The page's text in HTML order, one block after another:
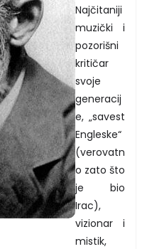
Najčitaniji
muzički i
pozorišni
kritičar
svoje
generacij
e, „savest
Engleske“
(verovatn
o zato što
je bio
Irac),
vizionar i
mistik,